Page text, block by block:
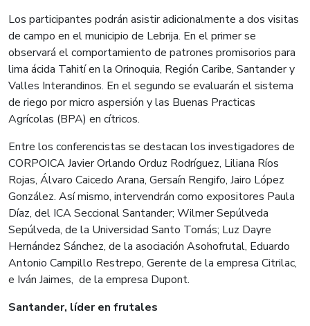
Los participantes podrán asistir adicionalmente a dos visitas
de campo en el municipio de Lebrija. En el primer se
observará el comportamiento de patrones promisorios para
lima ácida Tahití en la Orinoquia, Región Caribe, Santander y
Valles Interandinos. En el segundo se evaluarán el sistema
de riego por micro aspersión y las Buenas Practicas
Agrícolas (BPA) en cítricos.
Entre los conferencistas se destacan los investigadores de
CORPOICA Javier Orlando Orduz Rodríguez, Liliana Ríos
Rojas, Álvaro Caicedo Arana, Gersaín Rengifo, Jairo López
González. Así mismo, intervendrán como expositores Paula
Díaz, del ICA Seccional Santander; Wilmer Sepúlveda
Sepúlveda, de la Universidad Santo Tomás; Luz Dayre
Hernández Sánchez, de la asociación Asohofrutal, Eduardo
Antonio Campillo Restrepo, Gerente de la empresa Citrilac,
e Iván Jaimes, de la empresa Dupont.
Santander, líder en frutales